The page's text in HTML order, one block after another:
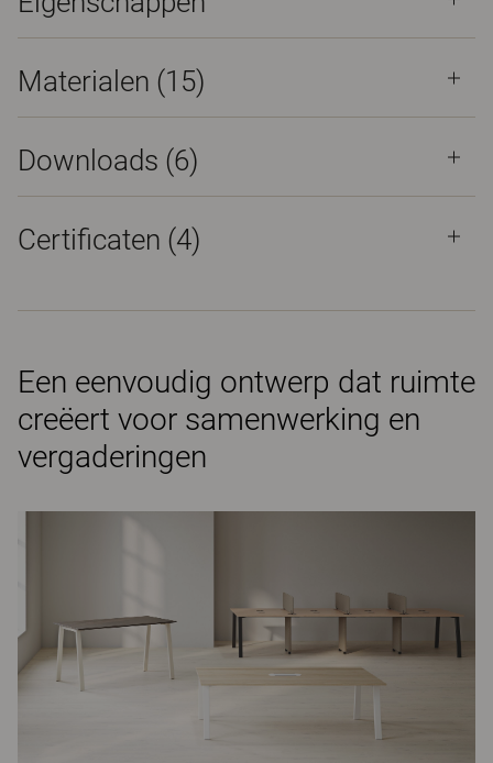
Materialen (15)
Downloads (6)
Certificaten (4)
Een eenvoudig ontwerp dat ruimte
creëert voor samenwerking en
vergaderingen